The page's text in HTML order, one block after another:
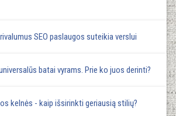
SEO paslaugos suteikia verslui
batai vyrams. Prie ko juos derinti?
kelnės - kaip išsirinkti geriausią stilių?